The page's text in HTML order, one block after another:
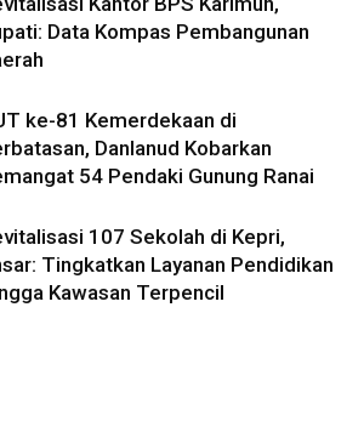
Data Kompas Pembangunan
ke-81 Kemerdekaan di
Danlanud Kobarkan
54 Pendaki Gunung Ranai
107 Sekolah di Kepri,
Tingkatkan Layanan Pendidikan
Kawasan Terpencil